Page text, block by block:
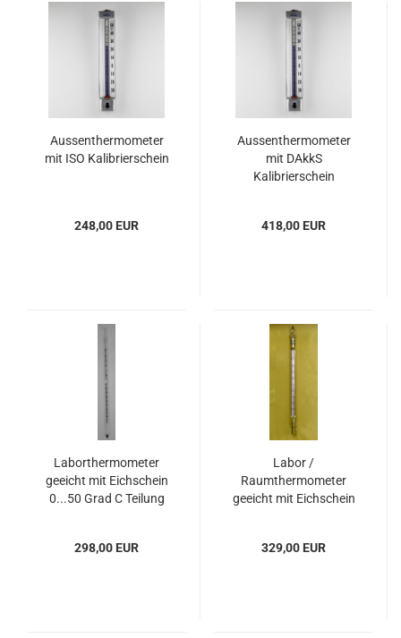
Aussenthermometer
mit ISO Kalibrierschein
248,00 EUR
Aussenthermometer
mit DAkkS
Kalibrierschein
418,00 EUR
Laborthermometer
geeicht mit Eichschein
0...50 Grad C Teilung
298,00 EUR
Labor /
Raumthermometer
geeicht mit Eichschein
Messingschutzhülse
329,00 EUR